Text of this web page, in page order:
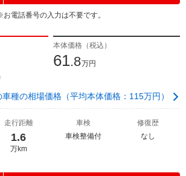
電話番号の入力は不要です。
本体価格（税込）
61.8万円
車種の相場価格（平均本体価格：115万円）
走行距離
1.6
万km
車検
車検整備付
修復歴
なし